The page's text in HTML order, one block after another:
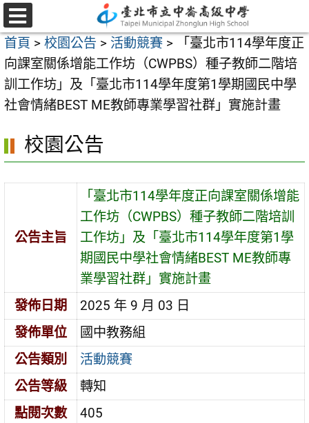
跳
至
主
要
內
容
選
單
首頁 > 校園公告 > 活動競賽 >
「臺北市114學年度正
向課室關係增能工作坊（CWPBS）種子教師二階培
訓工作坊」及「臺北市114學年度第1學期國民中學
社會情緒BEST ME教師專業學習社群」實施計畫
校園公告
公告主旨
「臺北市114學年度正向課室關係增能
工作坊（CWPBS）種子教師二階培訓
工作坊」及「臺北市114學年度第1學
期國民中學社會情緒BEST ME教師專
業學習社群」實施計畫
發佈日期
2025 年 9 月 03 日
發佈單位
國中教務組
公告類別
活動競賽
公告等級
轉知
點閱次數
405